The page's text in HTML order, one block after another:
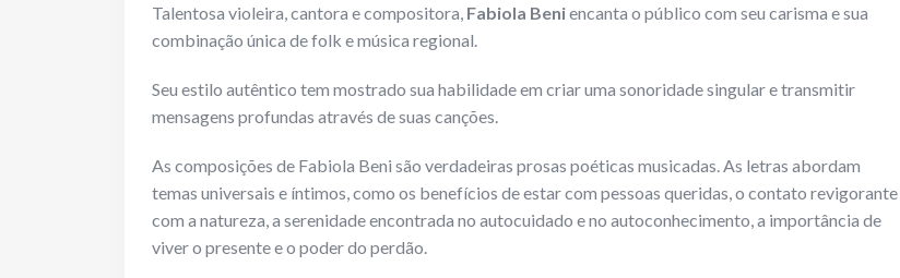
Talentosa violeira, cantora e compositora, Fabiola Beniencanta o público com seu carisma e sua
combinação única de folk e música regional.
Seu estilo autêntico tem mostrado sua habilidade em criar uma sonoridade singular e transmitir
mensagens profundas através de suas canções.
As composições de Fabiola Beni são verdadeiras prosas poéticas musicadas. As letras abordam
temas universais e íntimos, como os benefícios de estar com pessoas queridas, o contato revigorante
com a natureza, a serenidade encontrada no autocuidado e no autoconhecimento, a importância de
viver o presente e o poder do perdão.